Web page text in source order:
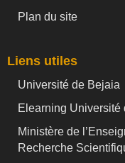
Plan du site
Liens utiles
Université de Bejaia
Elearning Université
Ministère de
Recherche